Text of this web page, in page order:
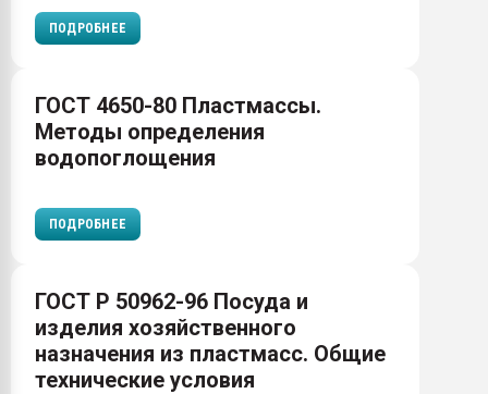
ПОДРОБНЕЕ
ГОСТ 4650-80 Пластмассы.
Методы определения
водопоглощения
ПОДРОБНЕЕ
ГОСТ Р 50962-96 Посуда и
изделия хозяйственного
назначения из пластмасс. Общие
технические условия